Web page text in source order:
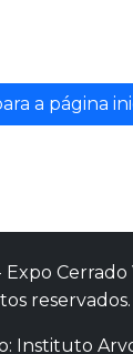
a página
Cerrado
reservados.
Instituto